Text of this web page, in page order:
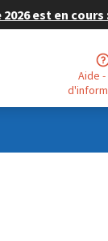
est en cours :
Aide - Plus